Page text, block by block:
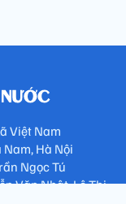
Việt Nam
Hà Nội
Ngọc Tú
Văn Nhật, Lê Thị